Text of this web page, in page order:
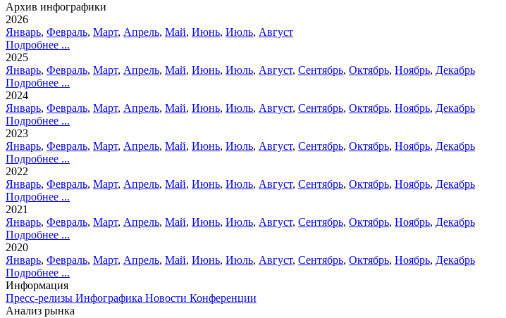
Архив инфографики
2026
Январь, Февраль, Март, Апрель, Май, Июнь, Июль, Август
Подробнее ...
2025
Январь, Февраль, Март, Апрель, Май, Июнь, Июль, Август, Сентябрь, Октябрь, Ноябрь, Декабрь
Подробнее ...
2024
Январь, Февраль, Март, Апрель, Май, Июнь, Июль, Август, Сентябрь, Октябрь, Ноябрь, Декабрь
Подробнее ...
2023
Январь, Февраль, Март, Апрель, Май, Июнь, Июль, Август, Сентябрь, Октябрь, Ноябрь, Декабрь
Подробнее ...
2022
Январь, Февраль, Март, Апрель, Май, Июнь, Июль, Август, Сентябрь, Октябрь, Ноябрь, Декабрь
Подробнее ...
2021
Январь, Февраль, Март, Апрель, Май, Июнь, Июль, Август, Сентябрь, Октябрь, Ноябрь, Декабрь
Подробнее ...
2020
Январь, Февраль, Март, Апрель, Май, Июнь, Июль, Август, Сентябрь, Октябрь, Ноябрь, Декабрь
Подробнее ...
Информация
Пресс-релизы Инфографика Новости Конференции
Анализ рынка